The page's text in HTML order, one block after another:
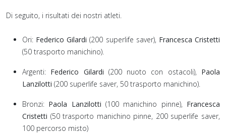
Di seguito, i risultati dei nostri atleti.
Ori: Federico Gilardi (200 superlife saver), Francesca Cristetti
(50 trasporto manichino).
Argenti: Federico Gilardi (200 nuoto con ostacoli), Paola
Lanzilotti (200 superlife saver, 50 trasporto manichino).
Bronzi: Paola Lanzilotti (100 manichino pinne), Francesca
Cristetti (50 trasporto manichino pinne, 200 superlife saver,
100 percorso misto)